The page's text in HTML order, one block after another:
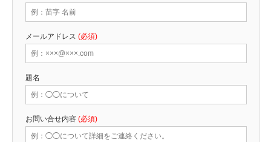
メールアドレス (必須)
題名
お問い合せ内容 (必須)